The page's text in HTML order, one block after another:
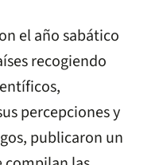
el año sabático
recogiendo
percepciones y
publicaron un